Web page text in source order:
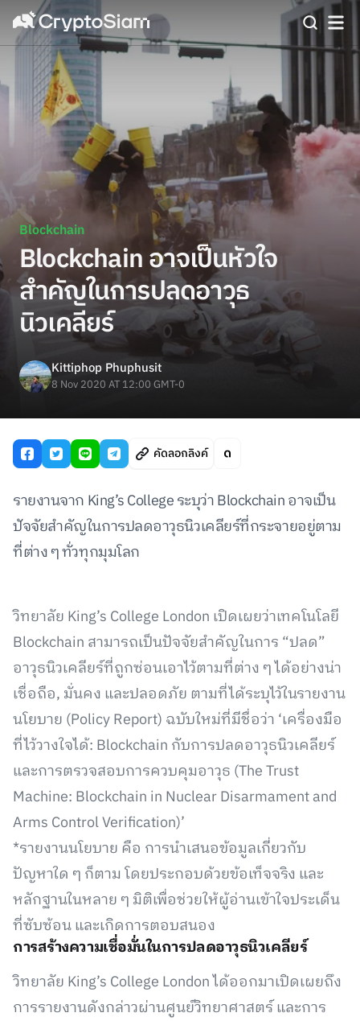
Blockchain
Blockchain อาจเป็นหัวใจ
สำคัญในการปลดอาวุธ
นิวเคลียร์
Kittiphop Phuphusit
8 Nov 2020 AT 12:00 GMT-0
คัดลอกลิงค์
รายงานจาก King’s College ระบุว่า Blockchain อาจเป็น
ปัจจัยสำคัญในการปลดอาวุธนิวเคลียร์ที่กระจายอยู่ตาม
ที่ต่าง ๆ ทั่วทุกมุมโลก
วิทยาลัย King’s College London เปิดเผยว่าเทคโนโลยี
Blockchain สามารถเป็นปัจจัยสำคัญในการ “ปลด”
อาวุธนิวเคลียร์ที่ถูกซ่อนเอาไว้ตามที่ต่าง ๆ ได้อย่างน่า
เชื่อถือ, มั่นคง และปลอดภัย ตามที่ได้ระบุไว้ในรายงาน
นโยบาย (Policy Report) ฉบับใหม่ที่มีชื่อว่า ‘เครื่องมือ
ที่ไว้วางใจได้: Blockchain กับการปลดอาวุธนิวเคลียร์
และการตรวจสอบการควบคุมอาวุธ (The Trust
Machine: Blockchain in Nuclear Disarmament and
Arms Control Verification)’
*รายงานนโยบาย คือ การนำเสนอข้อมูลเกี่ยวกับ
ปัญหาใด ๆ ก็ตาม โดยประกอบด้วยข้อเท็จจริง และ
หลักฐานในหลาย ๆ มิติเพื่อช่วยให้ผู้อ่านเข้าใจประเด็น
ที่ซับซ้อน และเกิดการตอบสนอง
การสร้างความเชื่อมั่นในการปลดอาวุธนิวเคลียร์
วิทยาลัย King’s College London ได้ออกมาเปิดเผยถึง
การรายงานดังกล่าวผ่านศูนย์วิทยาศาสตร์ และการ